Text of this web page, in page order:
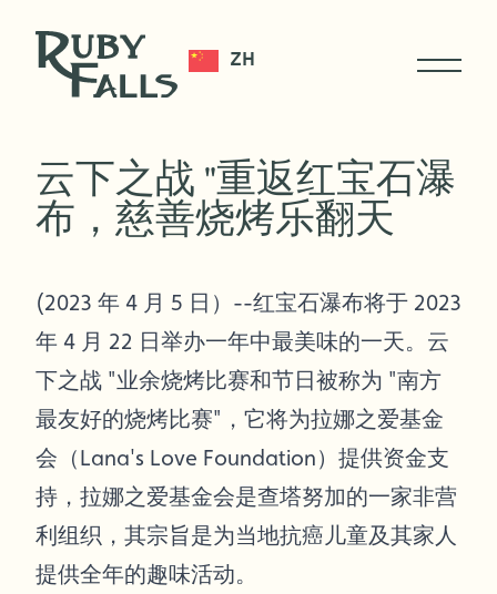
ZH
云下之战 "重返红宝石瀑
布，慈善烧烤乐翻天
(2023 年 4 月 5 日）--红宝石瀑布将于 2023
年 4 月 22 日举办一年中最美味的一天。云
下之战 "业余烧烤比赛和节日被称为 "南方
最友好的烧烤比赛"，它将为拉娜之爱基金
会（Lana's Love Foundation）提供资金支
持，拉娜之爱基金会是查塔努加的一家非营
利组织，其宗旨是为当地抗癌儿童及其家人
提供全年的趣味活动。